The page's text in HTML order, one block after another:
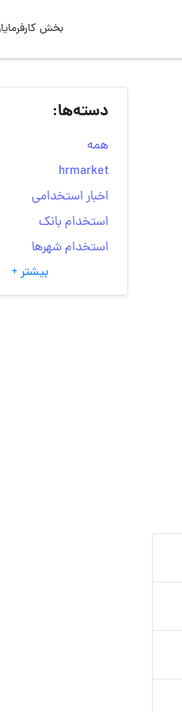
بخش
دسته‌ها:
همه
hrmarket
اخبار استخدامی
استخدام بانک
استخدام شهرها
انتخاب مسیر شغلی
به‌روزرسانی‌های سایت
بیشتر +